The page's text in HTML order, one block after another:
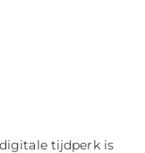
tijdperk is